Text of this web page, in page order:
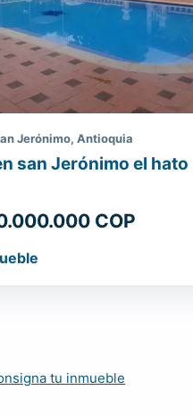
Jerónimo, Antioquia
san Jerónimo el hato
COP
tu inmueble